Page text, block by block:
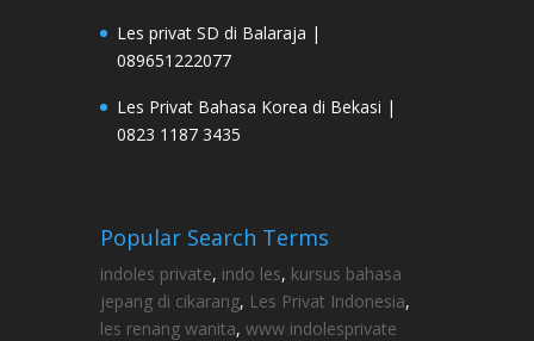
Les privat SD di Balaraja |
089651222077
Les Privat Bahasa Korea di Bekasi |
0823 1187 3435
Popular Search Terms
indoles private, indo les, kursus bahasa
jepang di cikarang, Les Privat Indonesia,
les renang wanita, www indolesprivate